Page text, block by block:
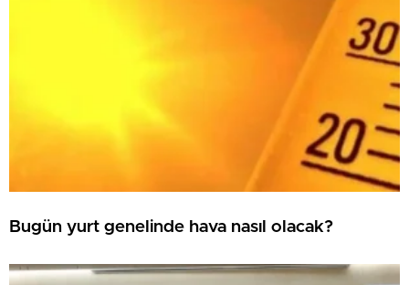
Bugün yurt genelinde hava nasıl olacak?